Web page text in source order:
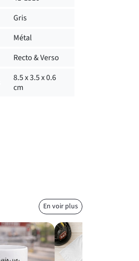
Gris
Métal
Recto & Verso
8.5 x 3.5 x 0.6
cm
En voir plus